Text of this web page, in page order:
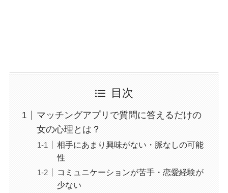
目次
マッチングアプリで質問に答えるだけの
女の心理とは？
相手にあまり興味がない・脈なしの可能
性
コミュニケーションが苦手・恋愛経験が
少ない